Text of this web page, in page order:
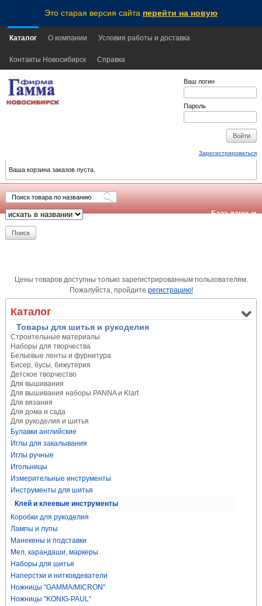
Это старая версия сайта перейти на новую
Каталог О компании Условия работы и доставка
Контакты Новосибирск Справка
Ваш логин
Пароль
Зарегистрироваться
Ваша корзина заказов пуста.
База данных
Цены товаров доступны только зарегистрированным пользователям.
Пожалуйста, пройдите регистрацию!
Каталог
Товары для шитья и рукоделия
Строительные материалы
Наборы для творчества
Бельевые ленты и фурнитура
Бисер, бусы, бижутерия
Детское творчество
Для вышивания
Для вышивания наборы PANNA и Klart
Для вязания
Для дома и сада
Для рукоделия и шитья
Булавки английские
Иглы для закалывания
Иглы ручные
Игольницы
Измерительные инструменты
Инструменты для шитья
Клей и клеевые инструменты
Коробки для рукоделия
Лампы и лупы
Манекены и подставки
Мел, карандаши, маркеры
Наборы для шитья
Наперстки и нитковдеватели
Ножницы "GAMMA/MICRON"
Ножницы "KONIG-PAUL"